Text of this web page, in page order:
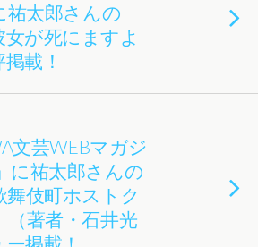
祐太郎さんの
女が死にますよ
載！
文芸WEBマガジ
に祐太郎さんの
舞伎町ホストク
（著者・石井光